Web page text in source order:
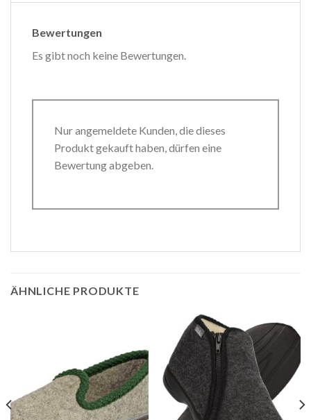
Bewertungen
Es gibt noch keine Bewertungen.
Nur angemeldete Kunden, die dieses
Produkt gekauft haben, dürfen eine
Bewertung abgeben.
ÄHNLICHE PRODUKTE